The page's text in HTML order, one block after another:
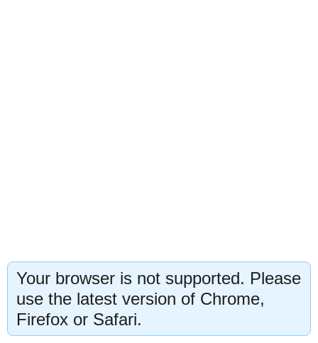
Your browser is not supported. Please
use the latest version of Chrome,
Firefox or Safari.